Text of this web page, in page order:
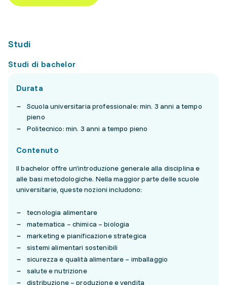
Studi
Studi di bachelor
Durata
Scuola universitaria professionale: min. 3 anni a tempo
pieno
Politecnico: min. 3 anni a tempo pieno
Contenuto
Il bachelor offre un’introduzione generale alla disciplina e
alle basi metodologiche. Nella maggior parte delle scuole
universitarie, queste nozioni includono:
tecnologia alimentare
matematica – chimica – biologia
marketing e pianificazione strategica
sistemi alimentari sostenibili
sicurezza e qualità alimentare – imballaggio
salute e nutrizione
distribuzione – produzione e vendita